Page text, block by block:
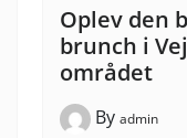
Oplev den
brunch i
området
By admin